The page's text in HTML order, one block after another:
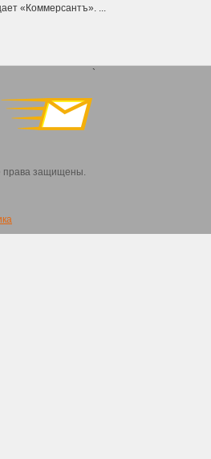
«Коммерсантъ». ...
`
права защищены.